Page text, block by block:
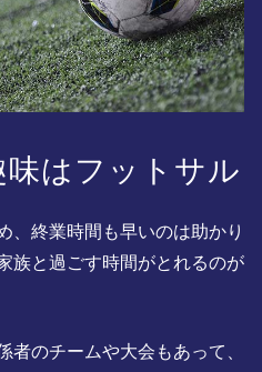
はフットサル
、終業時間も早いのは助かり
族と過ごす時間がとれるのが
者のチームや大会もあって、